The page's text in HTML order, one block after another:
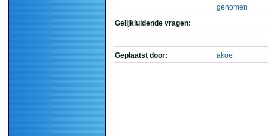
genomen
Gelijkluidende vragen:
Geplaatst door: akoe